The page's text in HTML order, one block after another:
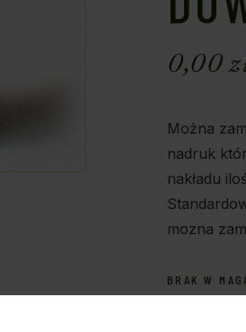
0,00
Można
nadruk
nakładu
mozna
BRAK W